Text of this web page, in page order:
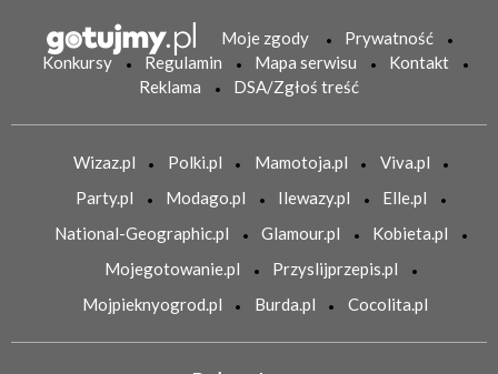
Moje zgody
Prywatność
Konkursy
Regulamin Mapa serwisu
Kontakt
Reklama
DSA/Zgłoś treść
Wizaz.pl Polki.pl Mamotoja.pl
Viva.pl
Party.pl
Modago.pl Ilewazy.pl
Elle.pl
National-Geographic.pl
Glamour.pl
Kobieta.pl
Mojegotowanie.pl
Przyslijprzepis.pl
Mojpieknyogrod.pl
Burda.pl Cocolita.pl